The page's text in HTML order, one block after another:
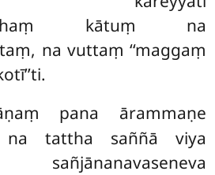
kātuṃ na
na vuttaṃ ‘‘maggaṃ
pana ārammaṇe
na tattha saññā viya
sañjānanavaseneva